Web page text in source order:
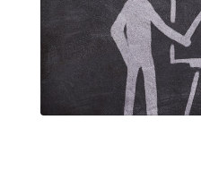
Clic para saber más